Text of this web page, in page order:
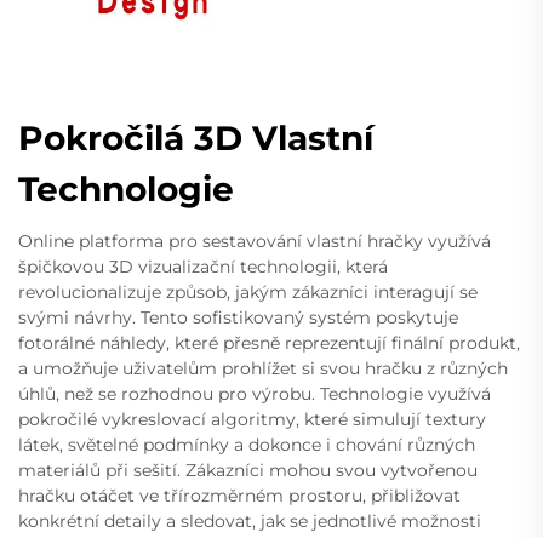
Pokročilá 3D Vlastní
Technologie
Online platforma pro sestavování vlastní hračky využívá
špičkovou 3D vizualizační technologii, která
revolucionalizuje způsob, jakým zákazníci interagují se
svými návrhy. Tento sofistikovaný systém poskytuje
fotorálné náhledy, které přesně reprezentují finální produkt,
a umožňuje uživatelům prohlížet si svou hračku z různých
úhlů, než se rozhodnou pro výrobu. Technologie využívá
pokročilé vykreslovací algoritmy, které simulují textury
látek, světelné podmínky a dokonce i chování různých
materiálů při sešití. Zákazníci mohou svou vytvořenou
hračku otáčet ve třírozměrném prostoru, přibližovat
konkrétní detaily a sledovat, jak se jednotlivé možnosti